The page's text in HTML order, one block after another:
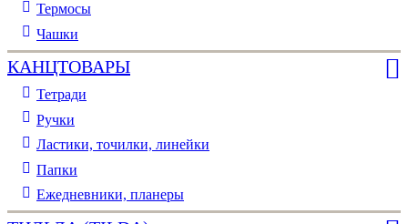
Термосы
Чашки
КАНЦТОВАРЫ
Тетради
Ручки
Ластики, точилки, линейки
Папки
Ежедневники, планеры